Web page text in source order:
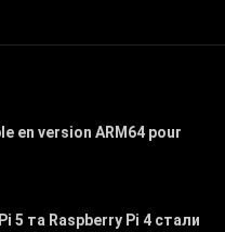
en version ARM64 pour
5 та Raspberry Pi 4 стали